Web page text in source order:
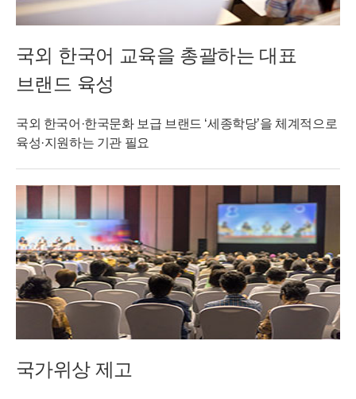
국외 한국어 교육을 총괄하는 대표
브랜드 육성
국외 한국어·한국문화 보급 브랜드 ‘세종학당’을 체계적으로
육성·지원하는 기관 필요
국가위상 제고